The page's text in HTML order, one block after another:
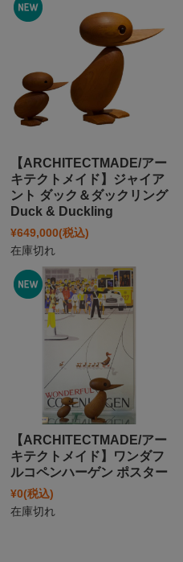
【ARCHITECTMADE/アー
キテクトメイド】ジャイア
ント ダック＆ダックリング
Duck & Duckling
¥649,000(税込)
在庫切れ
【ARCHITECTMADE/アー
キテクトメイド】ワンダフ
ルコペンハーゲン ポスター
¥0(税込)
在庫切れ